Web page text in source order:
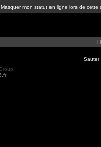
Masquer mon statut en ligne lors de cette
Sauter